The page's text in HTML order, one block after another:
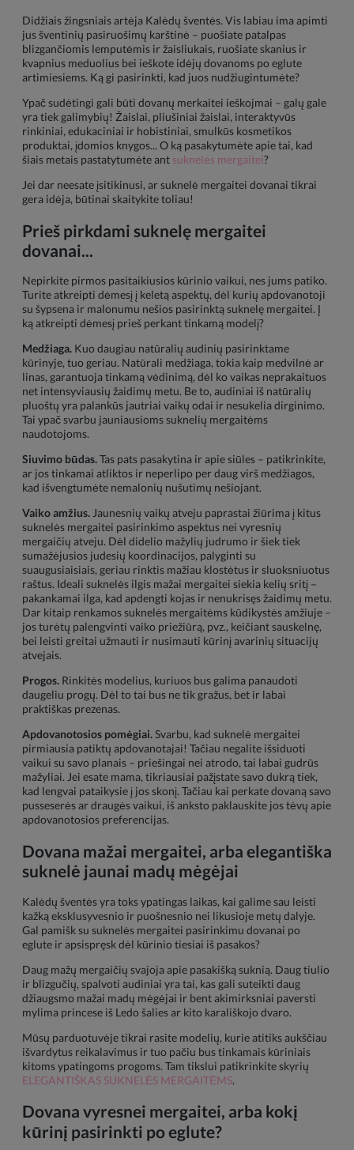
Didžiais žingsniais artėja Kalėdų šventės. Vis labiau ima apimti
jus šventinių pasiruošimų karštinė – puošiate patalpas
blizgančiomis lemputėmis ir žaisliukais, ruošiate skanius ir
kvapnius meduolius bei ieškote idėjų dovanoms po eglute
artimiesiems. Ką gi pasirinkti, kad juos nudžiugintumėte?
Ypač sudėtingi gali būti dovanų merkaitei ieškojmai – galų gale
yra tiek galimybių! Žaislai, pliušiniai žaislai, interaktyvūs
rinkiniai, edukaciniai ir hobistiniai, smulkūs kosmetikos
produktai, įdomios knygos... O ką pasakytumėte apie tai, kad
šiais metais pastatytumėte ant suknelės mergaitei?
Jei dar neesate įsitikinusi, ar suknelė mergaitei dovanai tikrai
gera idėja, būtinai skaitykite toliau!
Prieš pirkdami suknelę mergaitei
dovanai...
Nepirkite pirmos pasitaikiusios kūrinio vaikui, nes jums patiko.
Turite atkreipti dėmesį į keletą aspektų, dėl kurių apdovanotoji
su šypsena ir malonumu nešios pasirinktą suknelę mergaitei. Į
ką atkreipti dėmesį prieš perkant tinkamą modelį?
Medžiaga. Kuo daugiau natūralių audinių pasirinktame
kūrinyje, tuo geriau. Natūrali medžiaga, tokia kaip medvilnė ar
linas, garantuoja tinkamą vėdinimą, dėl ko vaikas neprakaituos
net intensyviausių žaidimų metu. Be to, audiniai iš natūralių
pluoštų yra palankūs jautriai vaikų odai ir nesukelia dirginimo.
Tai ypač svarbu jauniausioms suknelių mergaitėms
naudotojoms.
Siuvimo būdas.Tas pats pasakytina ir apie siūles – patikrinkite,
ar jos tinkamai atliktos ir neperlipo per daug virš medžiagos,
kad išvengtumėte nemalonių nušutimų nešiojant.
Vaiko amžius. Jaunesnių vaikų atveju paprastai žiūrima į kitus
suknelės mergaitei pasirinkimo aspektus nei vyresnių
mergaičių atveju. Dėl didelio mažylių judrumo ir šiek tiek
sumažėjusios judesių koordinacijos, palyginti su
suaugusiaisiais, geriau rinktis mažiau klostėtus ir sluoksniuotus
raštus. Ideali suknelės ilgis mažai mergaitei siekia kelių sritį –
pakankamai ilga, kad apdengti kojas ir nenukrisęs žaidimų metu.
Dar kitaip renkamos suknelės mergaitėms kūdikystės amžiuje –
jos turėtų palengvinti vaiko priežiūrą, pvz., keičiant sauskelnę,
bei leisti greitai užmauti ir nusimauti kūrinį avarinių situacijų
atvejais.
Progos. Rinkitės modelius, kuriuos bus galima panaudoti
daugeliu progų. Dėl to tai bus ne tik gražus, bet ir labai
praktiškas prezenas.
Apdovanotosios pomėgiai.Svarbu, kad suknelė mergaitei
pirmiausia patiktų apdovanotajai! Tačiau negalite išsiduoti
vaikui su savo planais – priešingai nei atrodo, tai labai gudrūs
mažyliai. Jei esate mama, tikriausiai pažįstate savo dukrą tiek,
kad lengvai pataikysie į jos skonį. Tačiau kai perkate dovaną savo
pusseserės ar draugės vaikui, iš anksto paklauskite jos tėvų apie
apdovanotosios preferencijas.
Dovana mažai mergaitei, arba elegantiška
suknelė jaunai madų mėgėjai
Kalėdų šventės yra toks ypatingas laikas, kai galime sau leisti
kažką eksklusyvesnio ir puošnesnio nei likusioje metų dalyje.
Gal pamišk su suknelės mergaitei pasirinkimu dovanai po
eglute ir apsispręsk dėl kūrinio tiesiai iš pasakos?
Daug mažų mergaičių svajoja apie pasakišką suknią. Daug tiulio
ir blizgučių, spalvoti audiniai yra tai, kas gali suteikti daug
džiaugsmo mažai madų mėgėjai ir bent akimirksniai paversti
mylima princese iš Ledo šalies ar kito karališkojo dvaro.
Mūsų parduotuvėje tikrai rasite modelių, kurie atitiks aukščiau
išvardytus reikalavimus ir tuo pačiu bus tinkamais kūriniais
kitoms ypatingoms progoms. Tam tikslui patikrinkite skyrių
ELEGANTIŠKAS SUKNELĖS MERGAITĖMS.
Dovana vyresnei mergaitei, arba kokį
kūrinį pasirinkti po eglute?